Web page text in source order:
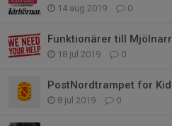
14 aug 2019 0
Funktionärer till
18 jul 2019 0
PostNordtrampet for
8 jul 2019 0